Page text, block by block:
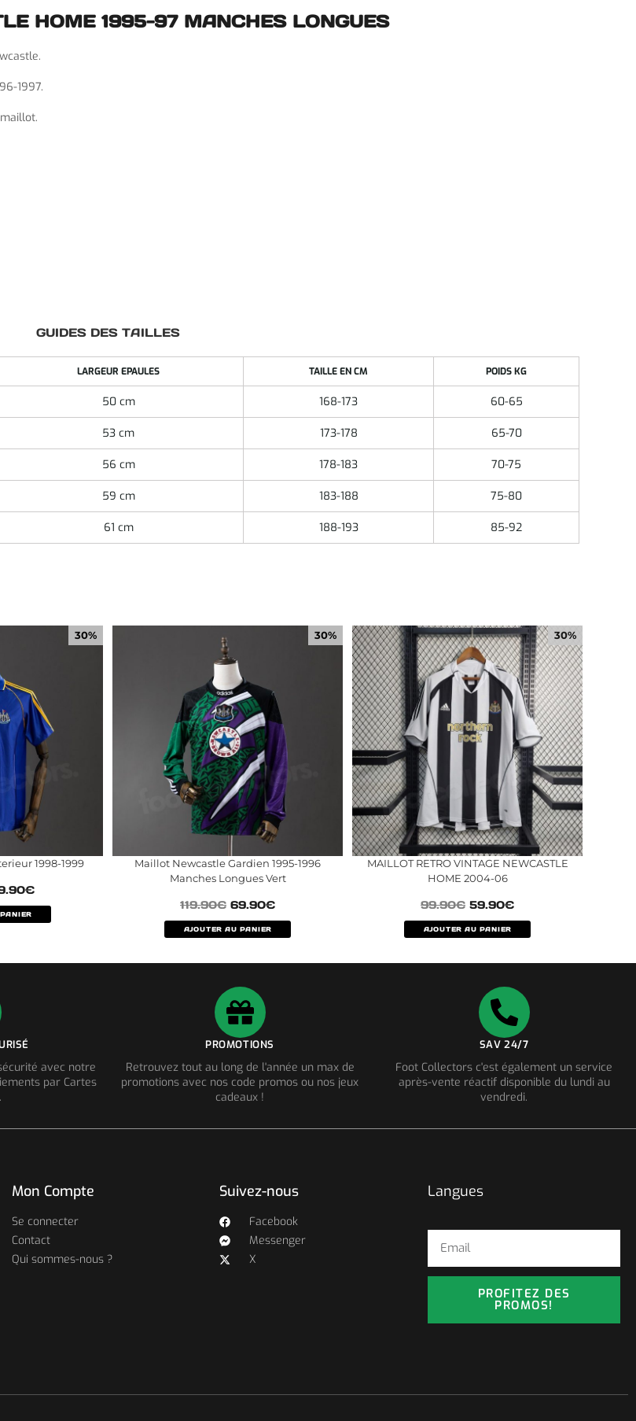
HOME 1995-97 MANCHES LONGUES
1997.
GUIDES DES TAILLES
LARGEUR EPAULES TAILLE EN CM POIDS KG
50 cm 168-173 60-65
53 cm 173-178 65-70
56 cm 178-183 70-75
59 cm 183-188 75-80
61 cm 188-193 85-92
30%
1998-1999
€
30%
Maillot Newcastle Gardien 1995-1996
Manches Longues Vert
119.90€ 69.90€
AJOUTER AU PANIER
30%
MAILLOT RETRO VINTAGE NEWCASTLE
HOME 2004-06
99.90€ 59.90€
AJOUTER AU PANIER
avec notre
par Cartes
PROMOTIONS
Retrouvez tout au long de l'année un max de
promotions avec nos code promos ou nos jeux
cadeaux !
SAV 24/7
Foot Collectors c'est également un service
après-vente réactif disponible du lundi au
vendredi.
Mon Compte
Se connecter
Contact
Qui sommes-nous ?
Suivez-nous
Facebook
Messenger
X
Langues
PROFITEZ DES
PROMOS!